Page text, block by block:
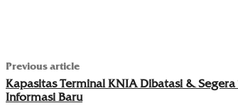
Previous article
Kapasitas Terminal KNIA Dibatasi &
Informasi Baru